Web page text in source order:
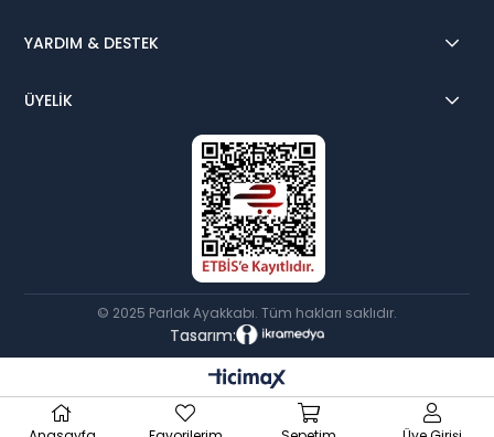
YARDIM & DESTEK
ÜYELİK
© 2025 Parlak Ayakkabı. Tüm hakları saklıdır.
Tasarım: